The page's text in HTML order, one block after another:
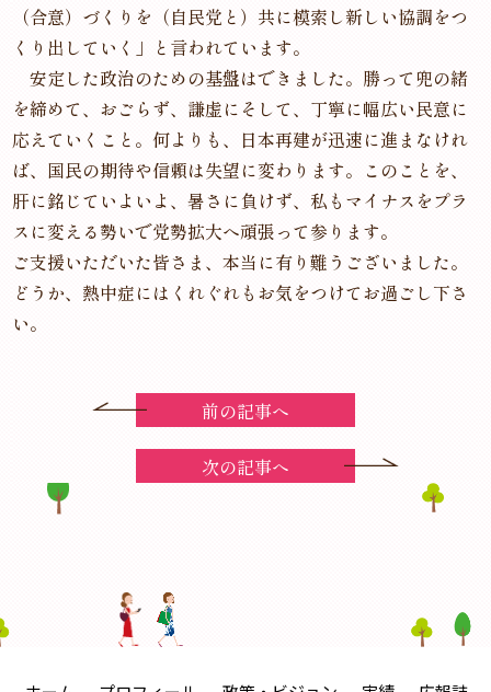
（合意）づくりを（自民党と）共に模索し新しい協調をつ
くり出していく」と言われています。
安定した政治のための基盤はできました。勝って兜の緒
を締めて、おごらず、謙虚にそして、丁寧に幅広い民意に
応えていくこと。何よりも、日本再建が迅速に進まなけれ
ば、国民の期待や信頼は失望に変わります。このことを、
肝に銘じていよいよ、暑さに負けず、私もマイナスをプラ
スに変える勢いで党勢拡大へ頑張って参ります。
ご支援いただいた皆さま、本当に有り難うございました。
どうか、熱中症にはくれぐれもお気をつけてお過ごし下さ
い。
前の記事へ
次の記事へ